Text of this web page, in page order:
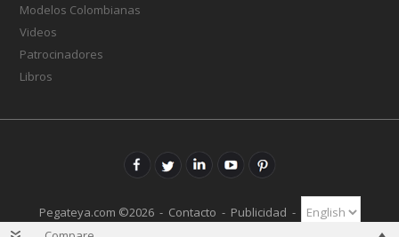
Modelos Colombianas
Videos
Patrocinadores
Libros
Pegateya.com ©2026 - Contacto - Publicidad -